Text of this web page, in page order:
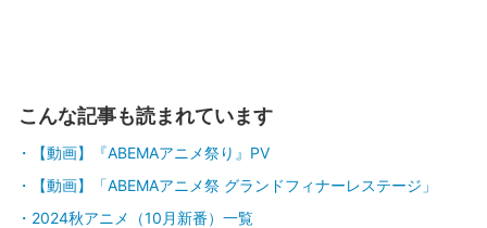
こんな記事も読まれています
【動画】『ABEMAアニメ祭り』PV
【動画】「ABEMAアニメ祭 グランドフィナーレステージ」
2024秋アニメ（10月新番）一覧